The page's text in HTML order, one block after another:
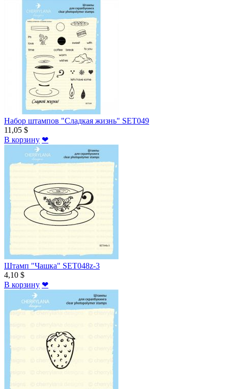
Набор штампов "Сладкая жизнь" SET049
11,05 $
В корзину ❤
Штамп "Чашка" SET048z-3
4,10 $
В корзину ❤